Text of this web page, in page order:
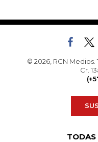
© 2026, RCN
Cr.
TODAS